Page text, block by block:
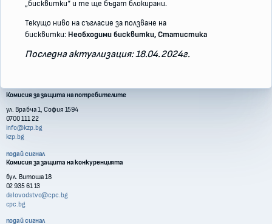
„бисквитки“ и те ще бъдат блокирани.
Текущо ниво на съгласие за ползване на
бисквитки: Необходими бисквитки, Статистика
Последна актуализация: 18.04.2024г.
Контакти с институции
Комисия за защита на потребителите
ул. Врабча 1, София 1594
0700 111 22
info@kzp.bg
kzp.bg
подай сигнал
Комисия за защита на конкуренцията
бул. Витоша 18
02 935 61 13
delovodstvo@cpc.bg
cpc.bg
подай сигнал